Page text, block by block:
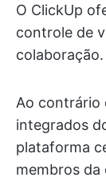
O ClickUp
controle de
colaboração.
Ao contrário
integrados
plataforma
membros da